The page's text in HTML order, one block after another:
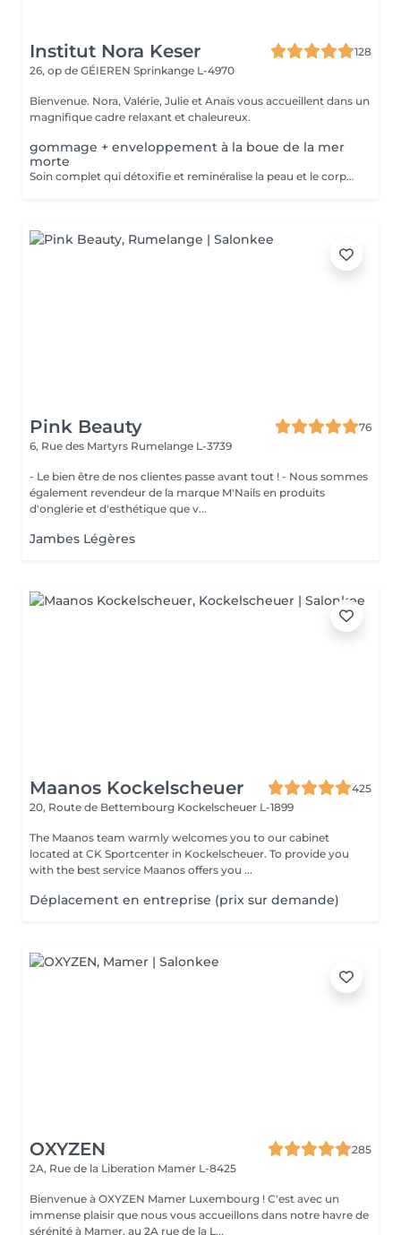
Institut Nora Keser
128
26, op de GÉIEREN Sprinkange L-4970
Bienvenue. Nora, Valérie, Julie et Anaïs vous accueillent dans un
magnifique cadre relaxant et chaleureux.
gommage + enveloppement à la boue de la mer
morte
Soin complet qui détoxifie et reminéralise la peau et le corps grâce à la boue de la Mer Morte. La peau sera plus lisse, plus douce, effet drainant grâce a l'application d'une crème en fin de soin.
Pink Beauty
76
6, Rue des Martyrs Rumelange L-3739
- Le bien être de nos clientes passe avant tout ! - Nous sommes
également revendeur de la marque M'Nails en produits
d'onglerie et d'esthétique que v...
Jambes Légères
Maanos Kockelscheuer
425
20, Route de Bettembourg Kockelscheuer L-1899
The Maanos team warmly welcomes you to our cabinet
located at CK Sportcenter in Kockelscheuer. To provide you
with the best service Maanos offers you ...
Déplacement en entreprise (prix sur demande)
OXYZEN
285
2A, Rue de la Liberation Mamer L-8425
Bienvenue à OXYZEN Mamer Luxembourg ! C'est avec un
immense plaisir que nous vous accueillons dans notre havre de
sérénité à Mamer, au 2A rue de la L...